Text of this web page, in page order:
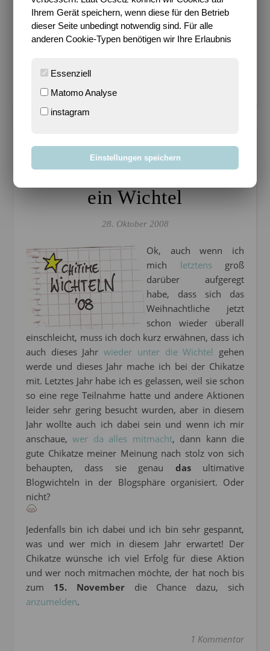
Impressum
Bloggen mit Leidenschaft seit 14.03.2004
Cookie-Einstellungen verwalten
Allgemein
Auch dieses Jahr wieder
ein Wichtel
28. Oktober 2008
Ok, auch wenn ich
mich letztensgroß
darüber aufgeregt
habe, dass sich das
Weihnachtliche jetzt
schon wieder überall
einschleicht, muss ich doch kurz erwähnen, dass ich
auch dieses Jahrwieder unter die Wichtel gehen
werde und dieses Jahr mache ich bei der Chikatze
mit. Letztes Jahr habe ich es gelassen, weil sie schon
so eine rege Teilnahme hatte und andere Aktionen
leider sehr gering besucht wurden, aber in diesem
Jahr wollte auch ich dabei sein und wenn ich mir
anschaue,wer da alles mitmacht, dann kann die
gute Chikatze meiner Meinung nach stolz von sich
behaupten, dass sie genau dasultimative
Blogwichteln in der Blogsphäre organisiert. Oder
nicht?
Jedenfalls bin ich dabei und ich bin sehr gespannt,
was und wer mich in diesem Jahr erwartet! Der
Chikatze wünsche ich viel Erfolg für diese Aktion
und wer noch mitmachen möchte, der hat noch bis
zum 15. Novemberdie Chance dazu, sich
anzumelden.
1 Kommentar
Ihrem Gerät speichern, wenn diese für den Betrieb
dieser Seite unbedingt notwendig sind. Für alle
anderen Cookie-Typen benötigen wir Ihre Erlaubnis
Essenziell
Matomo Analyse
instagram
Einstellungen speichern